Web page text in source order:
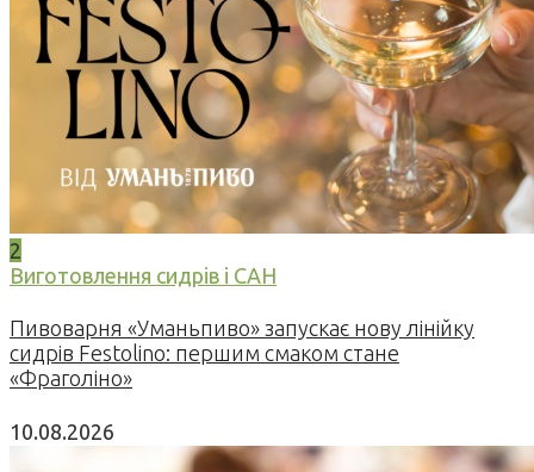
2
Виготовлення сидрів і САН
Пивоварня «Уманьпиво» запускає нову лінійку
сидрів Festolino: першим смаком стане
«Фраголіно»
10.08.2026